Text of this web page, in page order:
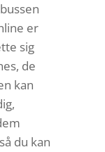
er
sig
de
kan
du kan